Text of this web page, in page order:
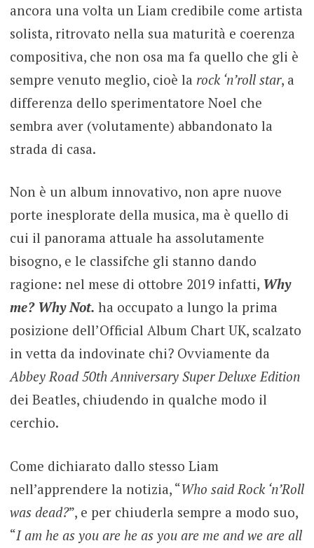
ancora una volta un Liam credibile come artista
solista, ritrovato nella sua maturità e coerenza
compositiva, che non osa ma fa quello che gli è
sempre venuto meglio, cioè la rock ‘n’roll star, a
differenza dello sperimentatore Noel che
sembra aver (volutamente) abbandonato la
strada di casa.
Non è un album innovativo, non apre nuove
porte inesplorate della musica, ma è quello di
cui il panorama attuale ha assolutamente
bisogno, e le classifche gli stanno dando
ragione: nel mese di ottobre 2019 infatti, Why
me? Why Not. ha occupato a lungo la prima
posizione dell’Official Album Chart UK, scalzato
in vetta da indovinate chi? Ovviamente da
Abbey Road 50th Anniversary Super Deluxe Edition
dei Beatles, chiudendo in qualche modo il
cerchio.
Come dichiarato dallo stesso Liam
nell’apprendere la notizia, “Who said Rock ‘n’Roll
was dead?”, e per chiuderla sempre a modo suo,
“I am he as you are he as you are me and we are all